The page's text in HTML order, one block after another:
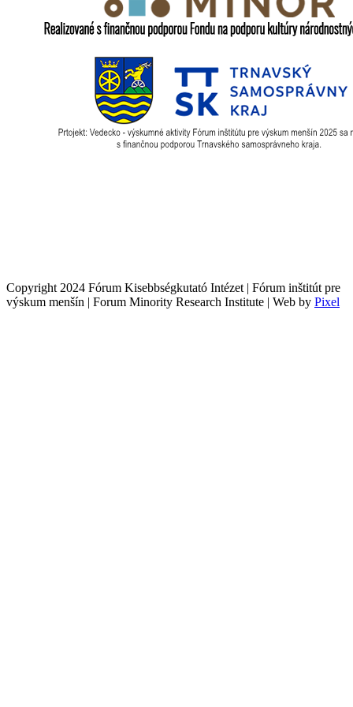
Copyright 2024 Fórum Kisebbségkutató Intézet | Fórum inštitút pre
výskum menšín | Forum Minority Research Institute | Web by Pixel